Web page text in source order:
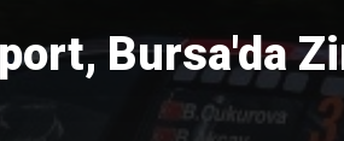
Bursa'da